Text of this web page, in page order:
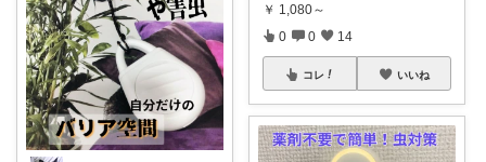
￥ 1,080～
0 0 14
コレ いいね